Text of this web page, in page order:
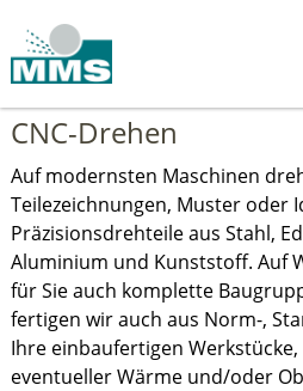
CNC-Drehen
Auf modernsten Maschinen
Teilezeichnungen, Muster oder
Präzisionsdrehteile aus Stahl,
Aluminium und Kunststoff. Auf
für Sie auch komplette
fertigen wir auch aus Norm-,
Ihre einbaufertigen
eventueller Wärme und/oder